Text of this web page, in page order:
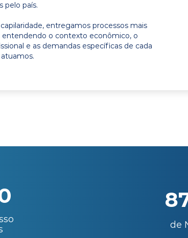
pelo país.
entregamos processos mais
entendendo o contexto econômico, o
e as demandas específicas de cada
de